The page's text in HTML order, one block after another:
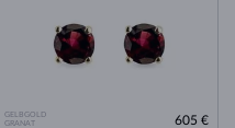
GELBGOLD
GRANAT
605 €